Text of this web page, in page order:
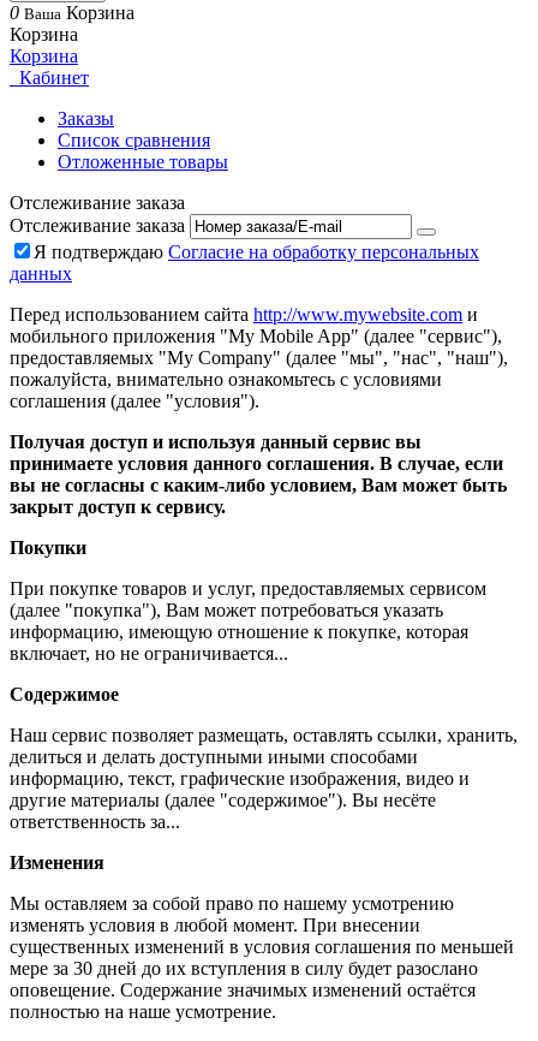
0 Ваша Корзина
Корзина
Корзина
Кабинет
Заказы
Список сравнения
Отложенные товары
Отслеживание заказа
Отслеживание заказа
Я подтверждаю Согласие на обработку персональных
данных
Перед использованием сайта http://www.mywebsite.com и
мобильного приложения "My Mobile App" (далее "сервис"),
предоставляемых "My Company" (далее "мы", "нас", "наш"),
пожалуйста, внимательно ознакомьтесь с условиями
соглашения (далее "условия").
Получая доступ и используя данный сервис вы
принимаете условия данного соглашения. В случае, если
вы не согласны с каким-либо условием, Вам может быть
закрыт доступ к сервису.
Покупки
При покупке товаров и услуг, предоставляемых сервисом
(далее "покупка"), Вам может потребоваться указать
информацию, имеющую отношение к покупке, которая
включает, но не ограничивается...
Содержимое
Наш сервис позволяет размещать, оставлять ссылки, хранить,
делиться и делать доступными иными способами
информацию, текст, графические изображения, видео и
другие материалы (далее "содержимое"). Вы несёте
ответственность за...
Изменения
Мы оставляем за собой право по нашему усмотрению
изменять условия в любой момент. При внесении
существенных изменений в условия соглашения по меньшей
мере за 30 дней до их вступления в силу будет разослано
оповещение. Содержание значимых изменений остаётся
полностью на наше усмотрение.